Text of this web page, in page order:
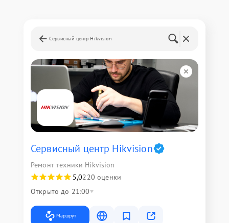
Сервисный центр Hikvision
Сервисный центр Hikvision
Ремонт техники Hikvision
5,0220 оценки
Открыто до 21:00
Маршрут